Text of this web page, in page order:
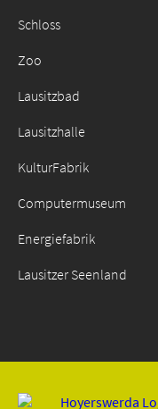
Schloss
Zoo
Lausitzbad
Lausitzhalle
KulturFabrik
Computermuseum
Energiefabrik
Lausitzer Seenland